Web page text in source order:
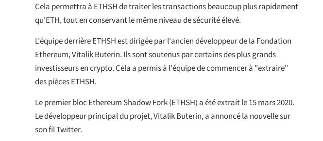
Cela permettra à ETHSH de traiter les transactions beaucoup plus rapidement
qu'ETH, tout en conservant le même niveau de sécurité élevé.
L'équipe derrière ETHSH est dirigée par l'ancien développeur de la Fondation
Ethereum, Vitalik Buterin. Ils sont soutenus par certains des plus grands
investisseurs en crypto. Cela a permis à l'équipe de commencer à "extraire"
des pièces ETHSH.
Le premier bloc Ethereum Shadow Fork (ETHSH) a été extrait le 15 mars 2020.
Le développeur principal du projet, Vitalik Buterin, a annoncé la nouvelle sur
son fil Twitter.